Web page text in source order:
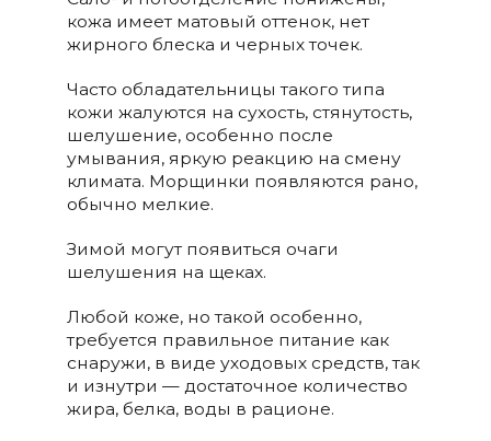
кожа имеет матовый оттенок, нет
жирного блеска и черных точек.
Часто обладательницы такого типа
кожи жалуются на сухость, стянутость,
шелушение, особенно после
умывания, яркую реакцию на смену
климата. Морщинки появляются рано,
обычно мелкие.
Зимой могут появиться очаги
шелушения на щеках.
Любой коже, но такой особенно,
требуется правильное питание как
снаружи, в виде уходовых средств, так
и изнутри — достаточное количество
жира, белка, воды в рационе.